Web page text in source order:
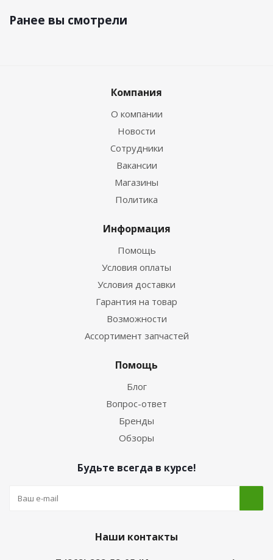
Ранее вы смотрели
Компания
О компании
Новости
Сотрудники
Вакансии
Магазины
Политика
Информация
Помощь
Условия оплаты
Условия доставки
Гарантия на товар
Возможности
Ассортимент запчастей
Помощь
Блог
Вопрос-ответ
Бренды
Обзоры
Будьте всегда в курсе!
Наши контакты